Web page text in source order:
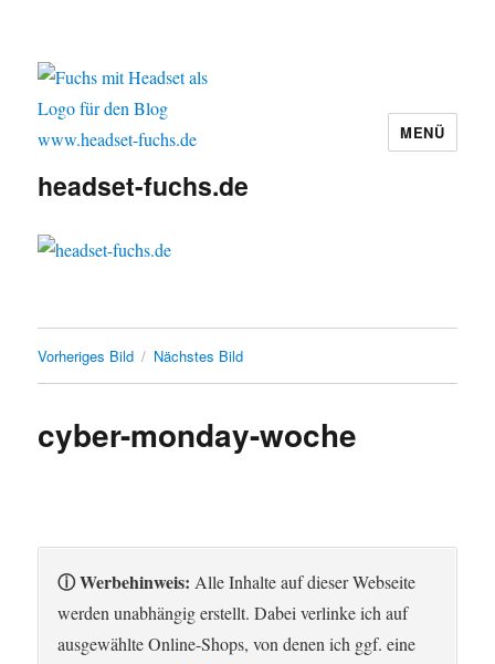
headset-fuchs.de
MENÜ
Vorheriges Bild Nächstes Bild
cyber-monday-woche
ⓘ Werbehinweis: Alle Inhalte auf dieser Webseite
werden unabhängig erstellt. Dabei verlinke ich auf
ausgewählte Online-Shops, von denen ich ggf. eine